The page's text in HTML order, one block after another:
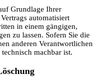
Grundlage Ihrer
automatisiert
in einem gängigen,
zu lassen. Sofern Sie die
anderen Verantwortlichen
machbar ist.